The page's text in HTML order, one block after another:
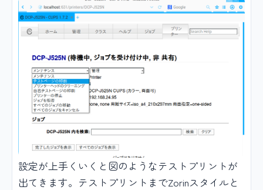
設定が上手くいくと図のようなテストプリントが
出てきます。テストプリントまでZorinスタイルと